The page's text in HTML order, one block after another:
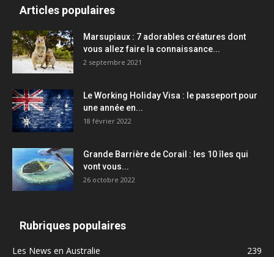
Articles populaires
Marsupiaux : 7 adorables créatures dont
vous allez faire la connaissance...
2 septembre 2021
Le Working Holiday Visa : le passeport pour
une année en...
18 février 2022
Grande Barrière de Corail : les 10 îles qui
vont vous...
26 octobre 2022
Rubriques populaires
Les News en Australie
239